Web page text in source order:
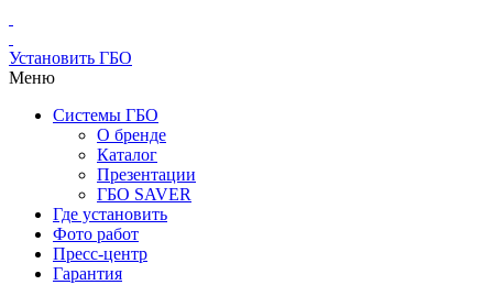
Установить ГБО
Меню
Системы ГБО
О бренде
Каталог
Презентации
ГБО SAVER
Где установить
Фото работ
Пресс-центр
Гарантия